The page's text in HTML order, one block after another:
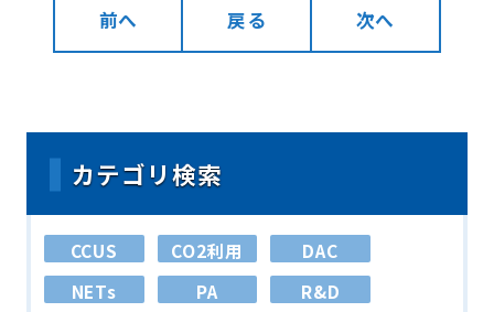
前へ 戻る 次へ
カテゴリ検索
CCUS CO2利用
DAC
NETs
PA
R&D